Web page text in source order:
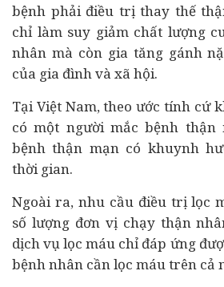
bệnh phải điều trị thay thế
chỉ làm suy giảm chất lượng
nhân mà còn gia tăng gánh
của gia đình và xã hội.
Tại Việt Nam, theo ước tính cứ
có một người mắc bệnh
bệnh thận mạn có khuynh
thời gian.
Ngoài ra, nhu cầu điều trị lọc
số lượng đơn vị chạy thận
dịch vụ lọc máu chỉ đáp ứng
bệnh nhân cần lọc máu trên cả